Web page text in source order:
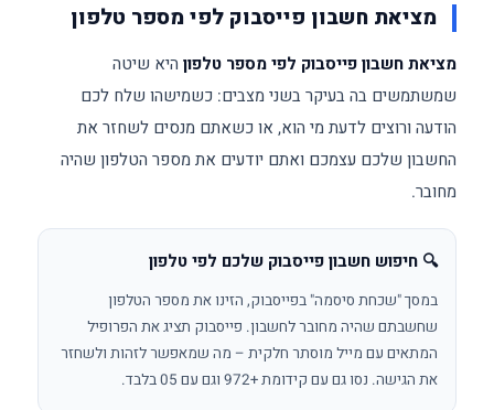
מציאת חשבון פייסבוק לפי מספר טלפון
מציאת חשבון פייסבוק לפי מספר טלפון היא שיטה
שמשתמשים בה בעיקר בשני מצבים: כשמישהו שלח לכם
הודעה ורוצים לדעת מי הוא, או כשאתם מנסים לשחזר את
החשבון שלכם עצמכם ואתם יודעים את מספר הטלפון שהיה
מחובר.
🔍 חיפוש חשבון פייסבוק שלכם לפי טלפון
במסך "שכחת סיסמה" בפייסבוק, הזינו את מספר הטלפון
שחשבתם שהיה מחובר לחשבון. פייסבוק תציג את הפרופיל
המתאים עם מייל מוסתר חלקית – מה שמאפשר לזהות ולשחזר
את הגישה. נסו גם עם קידומת +972 וגם עם 05 בלבד.